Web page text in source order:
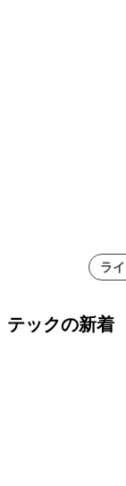
ラ
テックの新着